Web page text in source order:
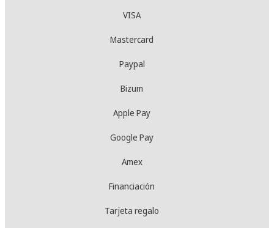
VISA
Mastercard
Paypal
Bizum
Apple Pay
Google Pay
Amex
Financiación
Tarjeta regalo